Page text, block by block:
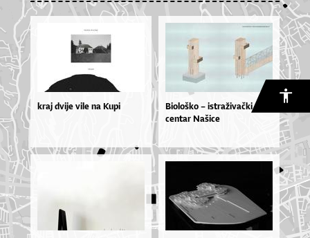
kraj dvije vile na Kupi
Biološko – istraživački
centar Našice